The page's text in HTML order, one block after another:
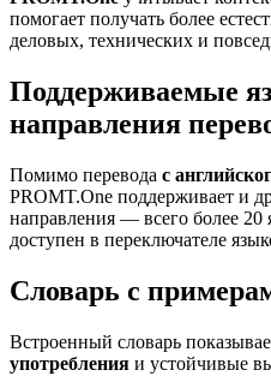
помогает получать более
деловых, технических и
Поддерживаемые
направления
Помимо перевода с
PROMT.One поддерживает и
направления — всего более
доступен в переключателе
Словарь с
Встроенный словарь
употребления и устойчивые